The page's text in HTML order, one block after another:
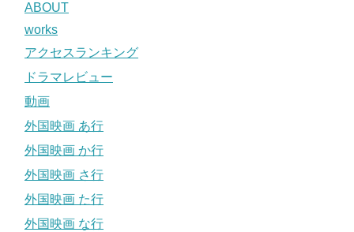
ABOUT
works
アクセスランキング
ドラマレビュー
動画
外国映画 あ行
外国映画 か行
外国映画 さ行
外国映画 た行
外国映画 な行